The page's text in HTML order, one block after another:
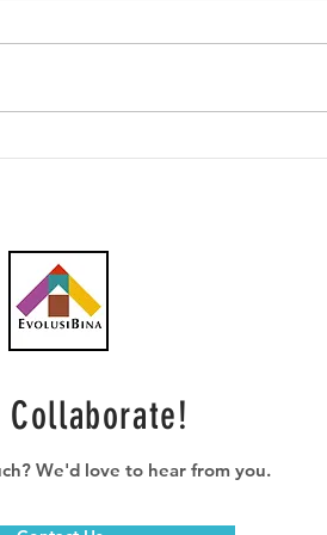
We'd love to hear from you.